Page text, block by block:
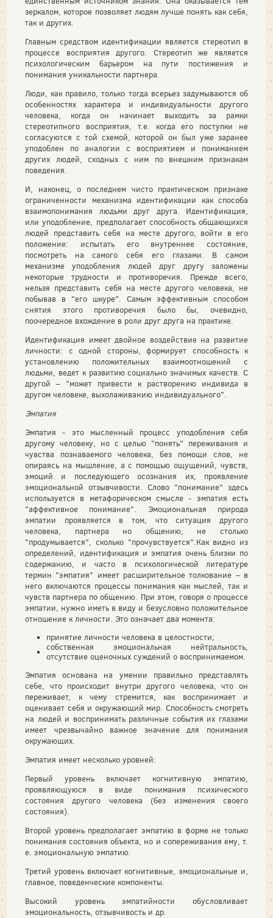
зеркалом, которое позволяет людям лучше понять как себя,
так и других.
Главным средством идентификации является стереотип в
процессе восприятия другого. Стереотип же является
психологическим барьером на пути постижения и
понимания уникальности партнера.
Люди, как правило, только тогда всерьез задумываются об
особенностях характера и индивидуальности другого
человека, когда он начинает выходить за рамки
стереотипного восприятия, т.е. когда его поступки не
согласуются с той схемой, которой он был уже заранее
уподоблен по аналогии с восприятием и пониманием
других людей, сходных с ним по внешним признакам
поведения.
И, наконец, о последнем чисто практическом признаке
ограниченности механизма идентификации как способа
взаимопонимания людьми друг друга. Идентификация,
или уподобление, предполагает способность общающихся
людей представить себя на месте другого, войти в его
положение: испытать его внутреннее состояние,
посмотреть на самого себя его глазами. В самом
механизме уподобления людей друг другу заложены
некоторые трудности и противоречия. Прежде всего,
нельзя представить себя на месте другого человека, не
побывав в "его шкуре". Самым эффективным способом
снятия этого противоречия было бы, очевидно,
поочередное вхождение в роли друг друга на практике.
Идентификация имеет двойное воздействие на развитие
личности: с одной стороны, формирует способность к
установлению положительных взаимоотношений с
людьми, ведет к развитию социально значимых качеств. С
другой – "может привести к растворению индивида в
другом человеке, выхолаживанию индивидуального".
Эмпатия
Эмпатия - это мысленный процесс уподобления себя
другому человеку, но с целью "понять" переживания и
чувства познаваемого человека, без помощи слов, не
опираясь на мышление, а с помощью ощущений, чувств,
эмоций и последующего осознания их, проявление
эмоциональной отзывчивости. Слово "понимание" здесь
используется в метафорическом смысле - эмпатия есть
"аффективное понимание". Эмоциональная природа
эмпатии проявляется в том, что ситуация другого
человека, партнера но общению, не столько
"продумывается", сколько "прочувствуется".Как видно из
определений, идентификация и эмпатия очень близки по
содержанию, и часто в психологической литературе
термин "эмпатия" имеет расширительное толкование – в
него включаются процессы понимания как мыслей, так и
чувств партнера по общению. При этом, говоря о процессе
эмпатии, нужно иметь в виду и безусловно положительное
отношение к личности. Это означает два момента:
принятие личности человека в целостности;
собственная эмоциональная нейтральность,
отсутствие оценочных суждений о воспринимаемом.
Эмпатия основана на умении правильно представлять
себе, что происходит внутри другого человека, что он
переживает, к чему стремится, как воспринимает и
оценивает себя и окружающий мир. Способность смотреть
на людей и воспринимать различные события их глазами
имеет чрезвычайно важное значение для понимания
окружающих.
Эмпатия имеет несколько уровней:
Первый уровень включает когнитивную эмпатию,
проявляющуюся в виде понимания психического
состояния другого человека (без изменения своего
состояния).
Второй уровень предполагает эмпатию в форме не только
понимания состояния объекта, но и сопереживания ему, т.
е. эмоциональную эмпатию.
Третий уровень включает когнитивные, эмоциональные и,
главное, поведенческие компоненты.
Высокий уровень эмпатийности обусловливает
эмоциональность, отзывчивость и др.